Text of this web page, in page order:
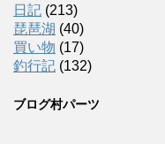
日記 (213)
琵琶湖 (40)
買い物 (17)
釣行記 (132)
ブログ村パーツ